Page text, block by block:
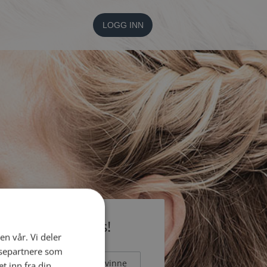
LOGG INN
Bli medlem gratis!
Mann Kvinne
vår. Vi deler
som